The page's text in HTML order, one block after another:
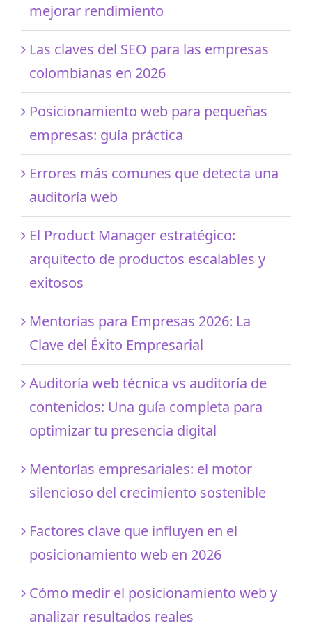
mejorar rendimiento
Las claves del SEO para las empresas
colombianas en 2026
Posicionamiento web para pequeñas
empresas: guía práctica
Errores más comunes que detecta una
auditoría web
El Product Manager estratégico:
arquitecto de productos escalables y
exitosos
Mentorías para Empresas 2026: La
Clave del Éxito Empresarial
Auditoría web técnica vs auditoría de
contenidos: Una guía completa para
optimizar tu presencia digital
Mentorías empresariales: el motor
silencioso del crecimiento sostenible
Factores clave que influyen en el
posicionamiento web en 2026
Cómo medir el posicionamiento web y
analizar resultados reales